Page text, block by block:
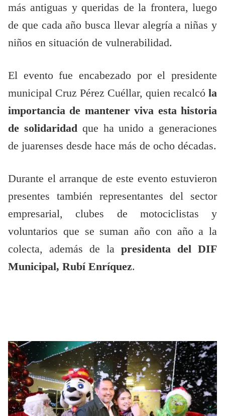
más antiguas y queridas de la frontera, luego
de que cada año busca llevar alegría a niñas y
niños en situación de vulnerabilidad.
El evento fue encabezado por el presidente
municipal Cruz Pérez Cuéllar, quien recalcó la
importancia de mantener viva esta historia
de solidaridad que ha unido a generaciones
de juarenses desde hace más de ocho décadas.
Durante el arranque de este evento estuvieron
presentes también representantes del sector
empresarial, clubes de motociclistas y
voluntarios que se suman año con año a la
colecta, además de la presidenta del DIF
Municipal, Rubí Enríquez.